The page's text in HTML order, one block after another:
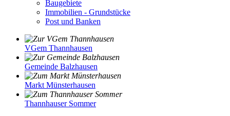
Baugebiete
Immobilien - Grundstücke
Post und Banken
VGem Thannhausen
Gemeinde Balzhausen
Markt Münsterhausen
Thannhauser Sommer